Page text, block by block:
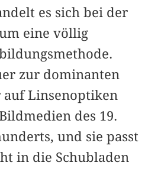
es sich bei der
eine völlig
zur dominanten
Linsenoptiken
des 19.
und sie passt
in die Schubladen